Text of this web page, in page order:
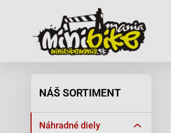
NÁŠ SORTIMENT
Náhradné diely